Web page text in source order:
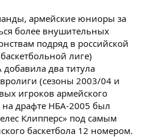
армейские юниоры за
более внушительных
подряд в российской
лиге)
два титула
(сезоны 2003/04 и
игроков армейского
на драфте НБА-2005 был
Клипперс» под самым
баскетбола 12 номером.